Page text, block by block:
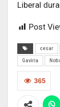
Liberal
Post
cesar
Gaviria
365